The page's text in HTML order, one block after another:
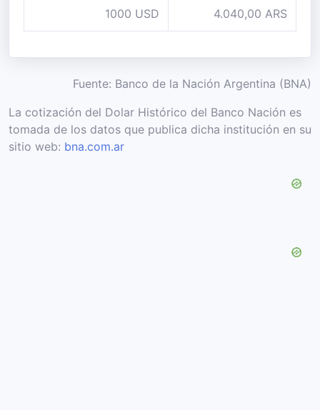
1000 USD 4.040,00 ARS
Fuente: Banco de la Nación Argentina (BNA)
La cotización del Dolar Histórico del Banco Nación es
tomada de los datos que publica dicha institución en su
sitio web: bna.com.ar